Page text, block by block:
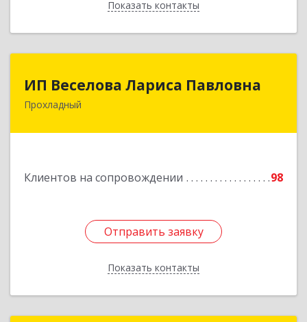
Показать контакты
Назад
ИП Веселова Лариса Павловна
Прохладный
Клиентов на сопровождении 98
Отправить заявку
Показать контакты
Отправить заявку
Назад